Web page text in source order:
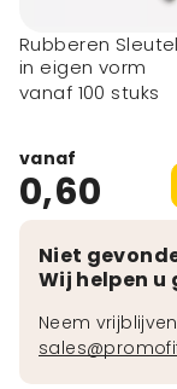
Rubberen
in eigen vorm
vanaf 100 stuks
vanaf
0,60
Niet
Wij helpen
Neem